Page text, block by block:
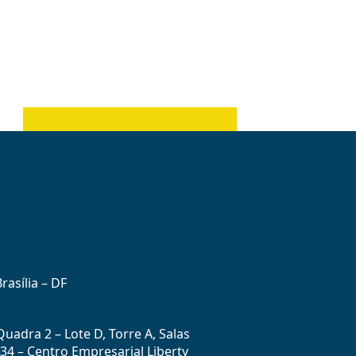
– DF
2 – Lote D, Torre A, Salas
– Centro Empresarial Liberty